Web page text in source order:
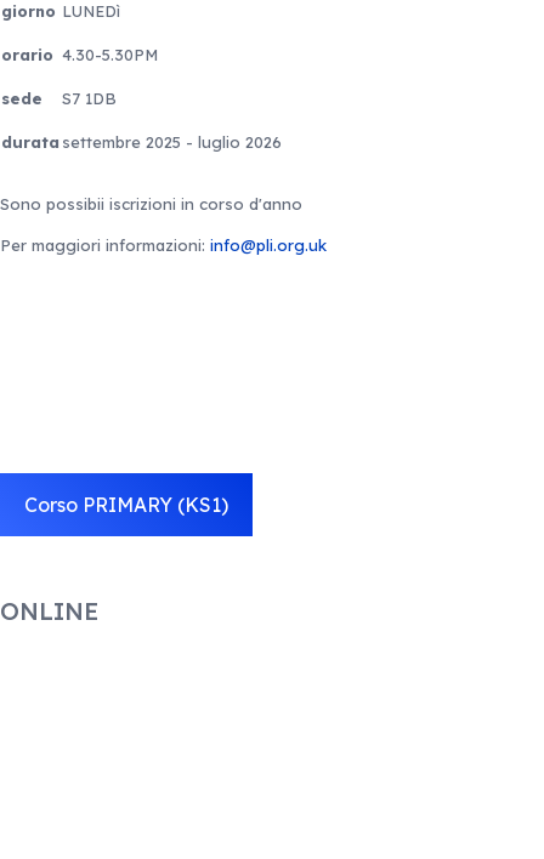
giorno LUNEDì
orario 4.30-5.30PM
sede S7 1DB
durata settembre 2025 - luglio 2026
Sono possibii iscrizioni in corso d'anno
Per maggiori informazioni: info@pli.org.uk
Corso PRIMARY (KS1)
ONLINE